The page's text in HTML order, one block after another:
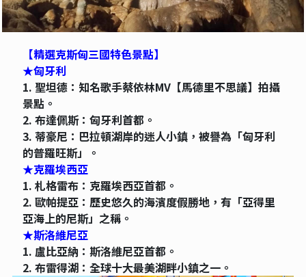
【精選克斯匈三國特色景點】
★匈牙利
1. 聖坦德：知名歌手蔡依林MV【馬德里不思議】拍攝
景點。
2. 布達佩斯：匈牙利首都。
3. 蒂豪尼：巴拉頓湖岸的迷人小鎮，被譽為「匈牙利
的普羅旺斯」。
★克羅埃西亞
1. 札格雷布：克羅埃西亞首都。
2. 歐帕提亞：歷史悠久的海濱度假勝地，有「亞得里
亞海上的尼斯」之稱。
★斯洛維尼亞
1. 盧比亞納：斯洛維尼亞首都。
2. 布雷得湖：全球十大最美湖畔小鎮之一。